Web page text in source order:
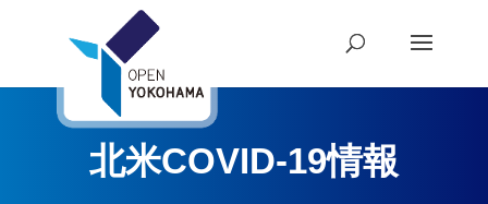
北米COVID-19情報